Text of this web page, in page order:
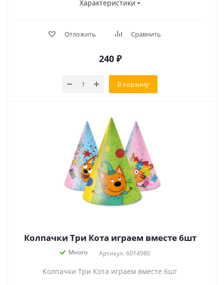
Характеристики
Отложить Сравнить
240 ₽
В корзину
Колпачки Три Кота играем вместе 6шт
Много Артикул: 6014980
Колпачки Три Кота играем вместе 6шт